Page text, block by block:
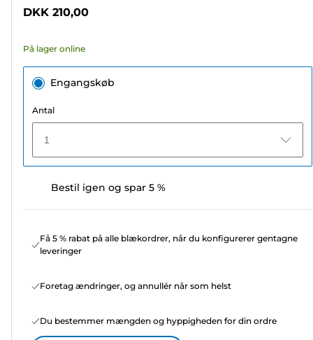
stjerner.
anmeldelser
DKK 210,00
På lager online
Engangskøb
Antal
1
Bestil igen og spar 5 %
Få 5 % rabat på alle blækordrer, når du konfigurerer gentagne
leveringer
Foretag ændringer, og annullér når som helst
Du bestemmer mængden og hyppigheden for din ordre